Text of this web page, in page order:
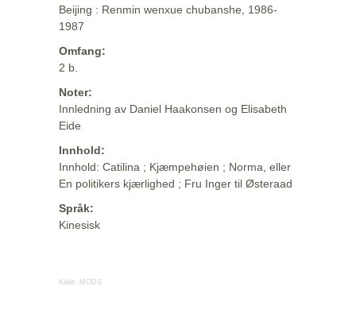
Beijing : Renmin wenxue chubanshe, 1986-
1987
Omfang:
2 b.
Noter:
Innledning av Daniel Haakonsen og Elisabeth
Eide
Innhold:
Innhold: Catilina ; Kjæmpehøien ; Norma, eller
En politikers kjærlighed ; Fru Inger til Østeraad
Språk:
Kinesisk
Kilde: MODS